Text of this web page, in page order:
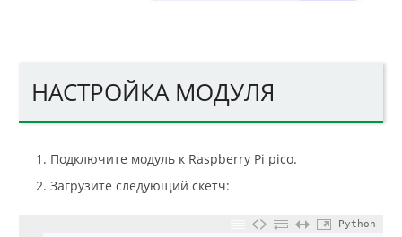
НАСТРОЙКА МОДУЛЯ
Подключите модуль к Raspberry Pi pico.
Загрузите следующий скетч:
Python